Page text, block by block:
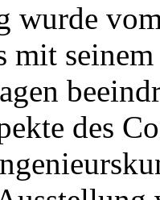
wurde
mit
des